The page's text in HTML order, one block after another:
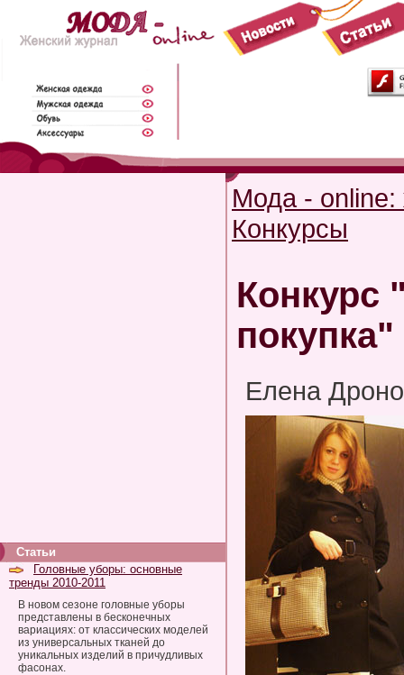
Статьи
Головные уборы: основные
тренды 2010-2011
В новом сезоне головные уборы
представлены в бесконечных
вариациях: от классических моделей
из универсальных тканей до
уникальных изделий в причудливых
фасонах.
Мода - online:
Конкурсы
Конкурс
покупка"
Елена